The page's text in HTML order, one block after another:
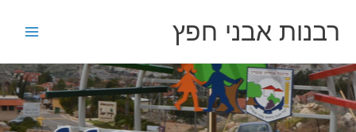
לתוכןרבנות אבני חפץ